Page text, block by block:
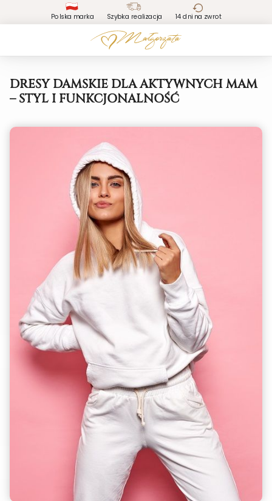
Polska marka Szybka realizacja 14 dni na zwrot
DRESY DAMSKIE DLA AKTYWNYCH MAM
– STYL I FUNKCJONALNOŚĆ